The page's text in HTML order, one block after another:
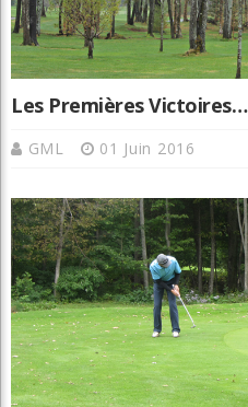
Les Premières Victoires…
GML 01 Juin 2016